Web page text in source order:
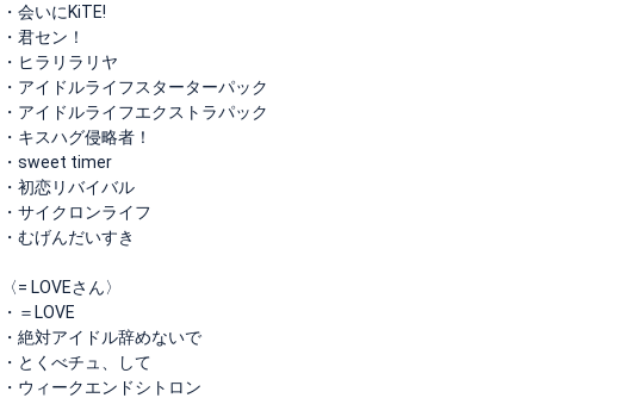
・会いにKiTE!
・君セン！
・ヒラリラリヤ
・アイドルライフスターターパック
・アイドルライフエクストラパック
・キスハグ侵略者！
・sweet timer
・初恋リバイバル
・サイクロンライフ
・むげんだいすき
〈= LOVEさん〉
・＝LOVE
・絶対アイドル辞めないで
・とくべチュ、して
・ウィークエンドシトロン